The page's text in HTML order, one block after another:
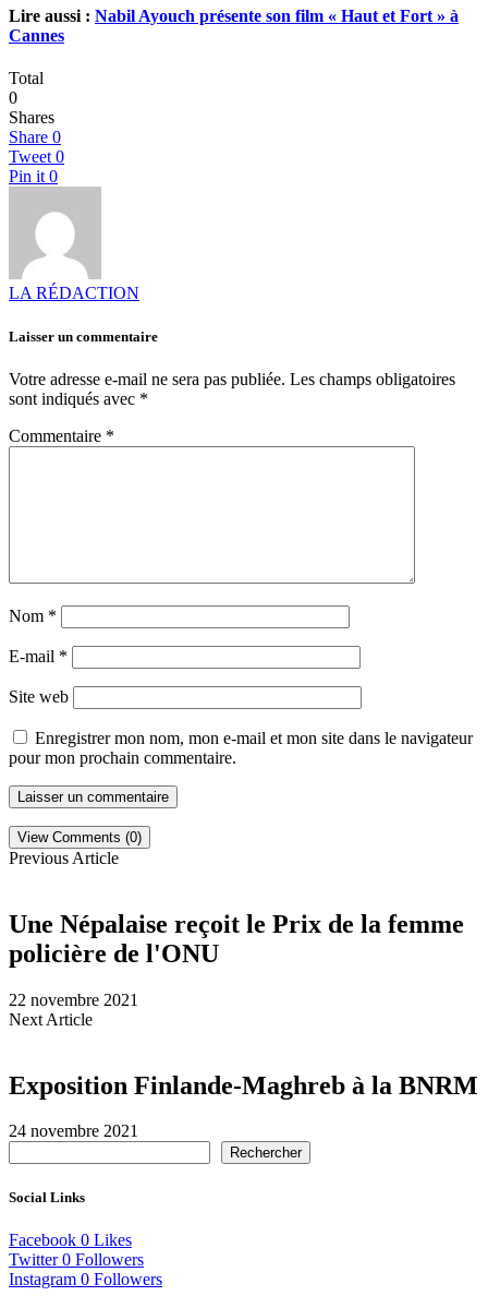
Lire aussi : Nabil Ayouch présente son film « Haut et Fort » à
Cannes
Total
0
Shares
Share 0
Tweet 0
Pin it 0
LA RÉDACTION
Laisser un commentaire
Votre adresse e-mail ne sera pas publiée. Les champs obligatoires
sont indiqués avec *
Commentaire *
Nom *
E-mail *
Site web
Enregistrer mon nom, mon e-mail et mon site dans le navigateur
pour mon prochain commentaire.
View Comments (0)
Previous Article
Une Népalaise reçoit le Prix de la femme
policière de l'ONU
22 novembre 2021
Next Article
Exposition Finlande-Maghreb à la BNRM
24 novembre 2021
Rechercher
Social Links
Facebook 0 Likes
Twitter 0 Followers
Instagram 0 Followers